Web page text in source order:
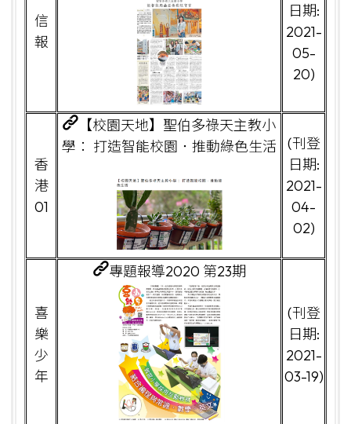
信
報
日期:
2021-
05-
20)
香
港
01
【校園天地】聖伯多祿天主教小
學： 打造智能校園．推動綠色生活
(刊登
日期:
2021-
04-
02)
喜
樂
少
年
專題報導2020 第23期
(刊登
日期:
2021-
03-19)